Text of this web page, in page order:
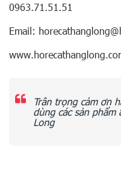
0963.71.51.51
Email:
Trân trọng cảm ơn
dùng các sản
Long